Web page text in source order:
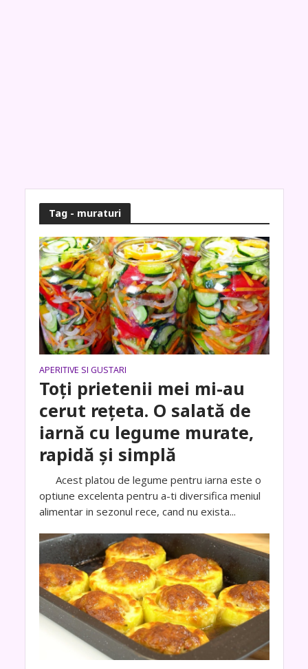
Tag - muraturi
APERITIVE SI GUSTARI
Toți prietenii mei mi-au
cerut rețeta. O salată de
iarnă cu legume murate,
rapidă și simplă
Acest platou de legume pentru iarna este o
optiune excelenta pentru a-ti diversifica meniul
alimentar in sezonul rece, cand nu exista...